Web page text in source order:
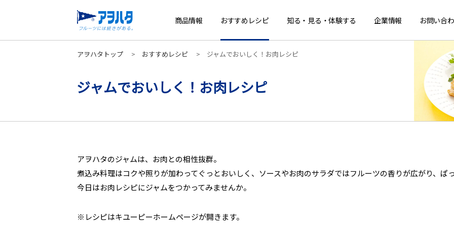
商品情報 おすすめレシピ 知る・見る・体験する 企業情報 お問い合
アヲハタトップ おすすめレシピ ジャムでおいしく！お肉レシピ
ジャムでおいしく！お肉レシピ
アヲハタのジャムは、お肉との相性抜群。
煮込み料理はコクや照りが加わってぐっとおいしく、ソースやお肉のサラダではフルーツの香りが広がり、ぱ
今日はお肉レシピにジャムをつかってみませんか。
※レシピはキユーピーホームページが開きます。